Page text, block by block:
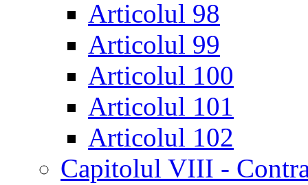
Articolul 98
Articolul 99
Articolul 100
Articolul 101
Articolul 102
Capitolul VIII -